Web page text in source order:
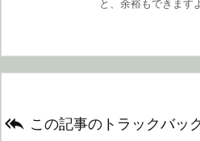
と、余裕もできます
 この記事のトラックバッ